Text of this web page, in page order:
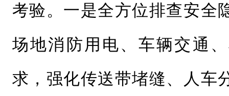
考验。一是全方位排查安全
场地消防用电、车辆交通
求，强化传送带堵缝、人车